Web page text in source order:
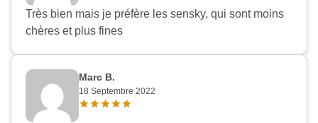
Très bien mais je préfère les sensky, qui sont moins
chères et plus fines
Marc B.
18 Septembre 2022